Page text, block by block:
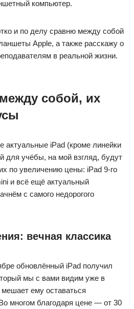
компьютер.
и по делу сравню между собой
Apple, а также расскажу о
в реальной жизни.
собой, их
актуальные iPad (кроме линейки
для учёбы, на мой взгляд, будут
по увеличению цены: iPad 9-го
и всё ещё актуальный
с самого недорогого
вечная классика
обновлённый iPad получил
мы с вами видим уже в
ему оставаться
многом благодаря цене — от 30